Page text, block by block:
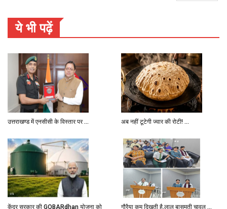
ये भी पढ़ें
उत्तराखण्ड में एनसीसी के विस्तार पर ... अब नहीं टूटेगी ज्वार की रोटी! ...
केंद्र सरकार की GOBARdhan योजना को गौरैया कम दिखती है,लाल बासमती चावल ...